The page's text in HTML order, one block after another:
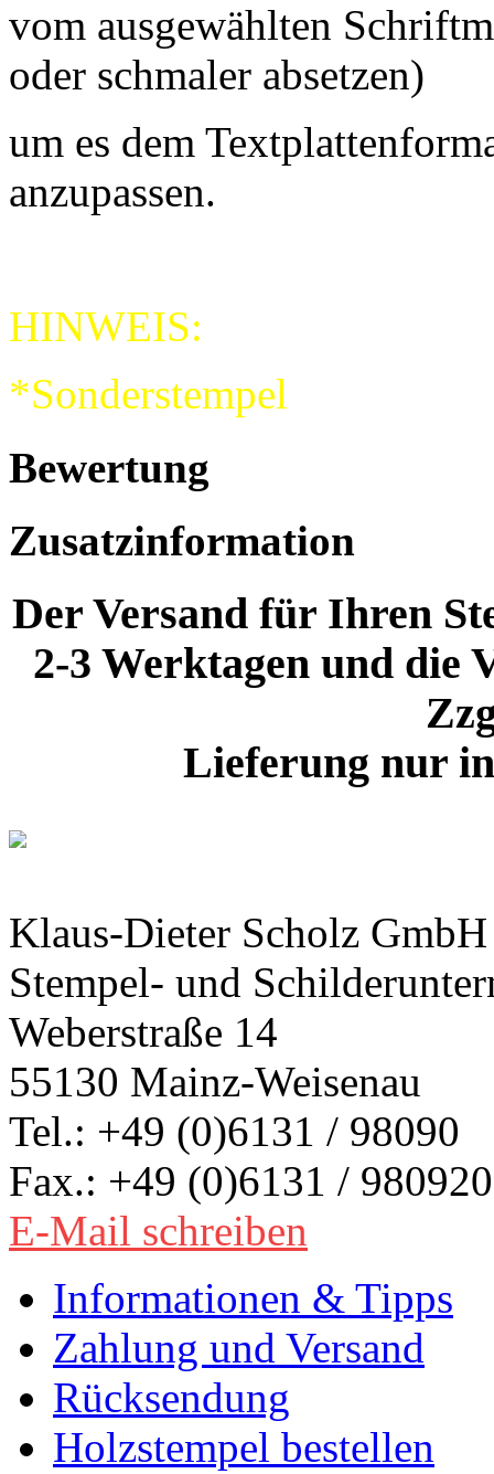
vom ausgewählten
oder schmaler absetzen)
um es dem
anzupassen.
HINWEIS:
*Sonderstempel
Bewertung
Zusatzinformation
Der Versand für Ihren
2-3 Werktagen und die
Lieferung nur
Klaus-Dieter Scholz GmbH
Stempel- und
Weberstraße 14
55130 Mainz-Weisenau
Tel.: +49 (0)6131 / 98090
Fax.: +49 (0)6131 / 980920
E-Mail schreiben
Informationen & Tipps
Zahlung und Versand
Rücksendung
Holzstempel bestellen